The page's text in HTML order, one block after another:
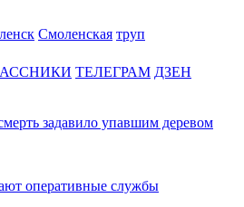
Смоленская труп
ТЕЛЕГРАМ ДЗЕН
задавило упавшим деревом
оперативные службы